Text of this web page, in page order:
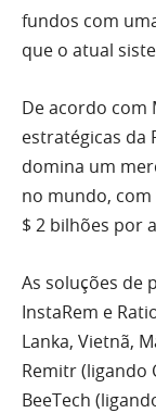
fundos com
que o atual
De acordo com
estratégicas da
domina um
no mundo, com
$ 2 bilhões por
As soluções de
InstaRem e
Lanka, Vietnã,
Remitr (ligando
BeeTech